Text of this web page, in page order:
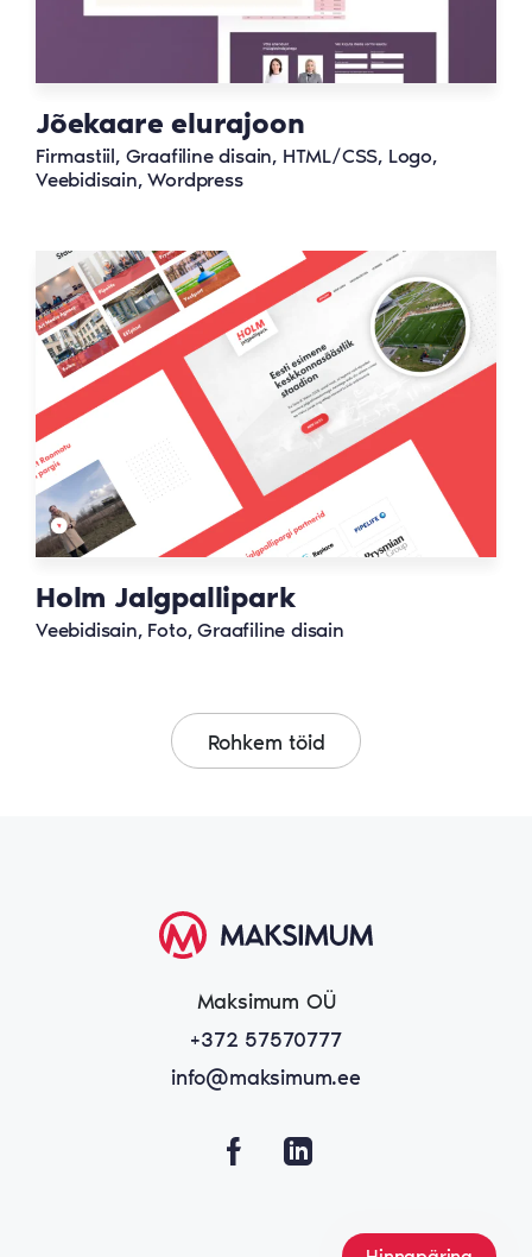
Jõekaare elurajoon
Firmastiil, Graafiline disain, HTML/CSS, Logo,
Veebidisain, Wordpress
Holm Jalgpallipark
Veebidisain, Foto, Graafiline disain
Rohkem töid
Maksimum OÜ
+372 57570777
info@maksimum.ee